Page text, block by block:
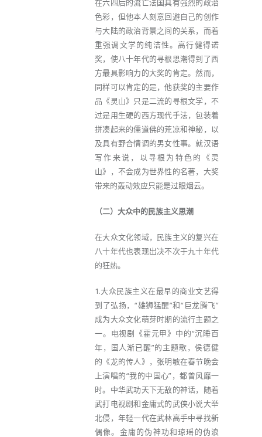
在六四后的流亡法国具有强烈的政治
色彩，但他本人刻意回避自己的创作
与大陆的政治背景之间的关系，而着
重强调文学的纯洁性。高行健得诺
奖，使八十年代的寻根思潮得到了西
方最具影响力的大奖的肯定。然而，
同样可以肯定的是，他获奖的主要作
品《灵山》只是二流的寻根文学，不
过是用生硬的西方现代手法，包装着
拼凑起来的儒道佛的荒凉和神秘，以
及具有野合情调的男女性事。就汉语
写作来说，以寻根为特色的《灵
山》，不会成为世界性的名著，大奖
带来的轰动效应只能是过眼烟云。
（二）大众中的民族主义思潮
在大众文化领域，民族主义的复兴在
八十年代也表现出决不次于九十年代
的狂热。
1.大众民族主义在最早的商业文艺得
到了弘扬，“雄狮猛醒”和“巨龙腾飞”
成为大众文化萌芽时期的流行主题之
一。电视剧《霍元甲》中的“沉睡百
年，国人渐已醒”的主题歌，侯德健
的《龙的传人》，张明敏在春节晚会
上演唱的“我的中国心”，都曾风靡一
时。中华武功天下无敌的神话，随着
武打电视剧和金庸式的武侠小说大举
北侵，年轻一代在武林高手中寻找新
偶像。金庸的伪神功和琼瑶的伪浪